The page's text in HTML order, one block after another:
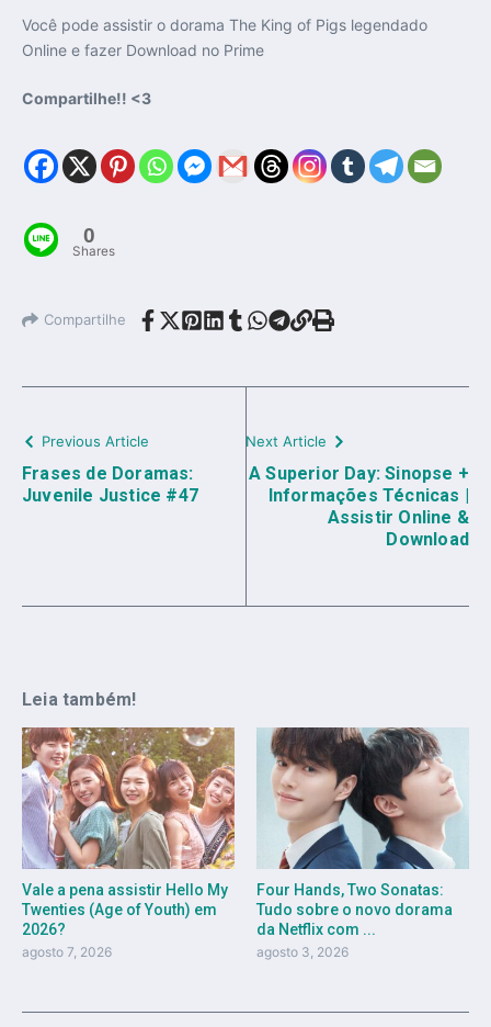
Você pode assistir o dorama The King of Pigs legendado
Online e fazer Download no Prime
Compartilhe!! <3
0
Shares
Compartilhe
Previous Article
Frases de Doramas:
Juvenile Justice #47
Next Article
A Superior Day: Sinopse +
Informações Técnicas |
Assistir Online &
Download
Leia também!
Vale a pena assistir Hello My
Twenties (Age of Youth) em
2026?
agosto 7, 2026
Four Hands, Two Sonatas:
Tudo sobre o novo dorama
da Netflix com ...
agosto 3, 2026